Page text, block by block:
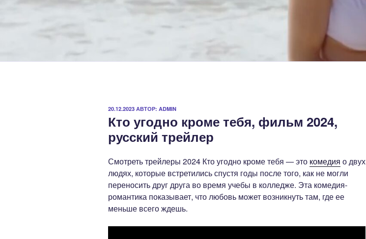
ОПУБЛИКОВАНО
20.12.2023 АВТОР: ADMIN
Кто угодно кроме тебя, фильм 2024,
русский трейлер
Смотреть трейлеры 2024 Кто угодно кроме тебя — это комедия о двух
людях, которые встретились спустя годы после того, как не могли
переносить друг друга во время учебы в колледже. Эта комедия-
романтика показывает, что любовь может возникнуть там, где ее
меньше всего ждешь.